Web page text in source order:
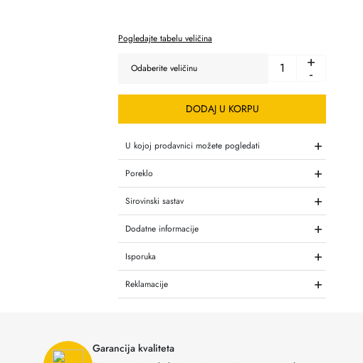
Pogledajte tabelu veličina
+
-
DODAJ U KORPU
U kojoj prodavnici možete pogledati +
Poreklo +
Sirovinski sastav +
Dodatne informacije +
Isporuka +
Reklamacije +
Garancija kvaliteta